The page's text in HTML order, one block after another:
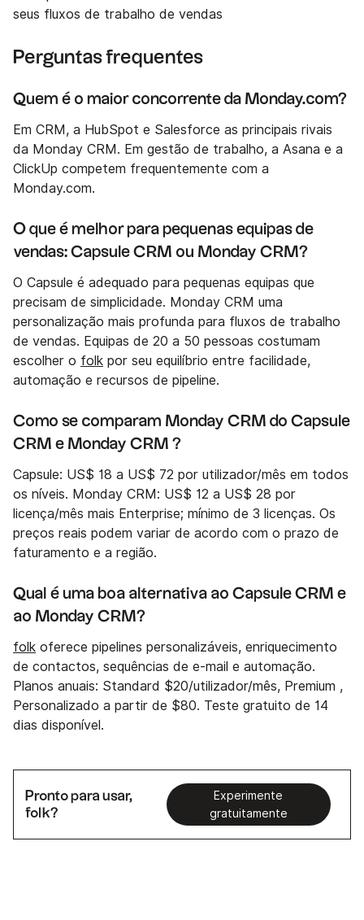
seus fluxos de trabalho de vendas
Perguntas frequentes
Quem é o maior concorrente da Monday.com?
Em CRM, a HubSpot e Salesforce as principais rivais
da Monday CRM. Em gestão de trabalho, a Asana e a
ClickUp competem frequentemente com a
Monday.com.
O que é melhor para pequenas equipas de
vendas: Capsule CRM ou Monday CRM?
O Capsule é adequado para pequenas equipas que
precisam de simplicidade. Monday CRM uma
personalização mais profunda para fluxos de trabalho
de vendas. Equipas de 20 a 50 pessoas costumam
escolher o folk por seu equilíbrio entre facilidade,
automação e recursos de pipeline.
Como se comparam Monday CRM do Capsule
CRM e Monday CRM ?
Capsule: US$ 18 a US$ 72 por utilizador/mês em todos
os níveis. Monday CRM: US$ 12 a US$ 28 por
licença/mês mais Enterprise; mínimo de 3 licenças. Os
preços reais podem variar de acordo com o prazo de
faturamento e a região.
Qual é uma boa alternativa ao Capsule CRM e
ao Monday CRM?
folk oferece pipelines personalizáveis, enriquecimento
de contactos, sequências de e-mail e automação.
Planos anuais: Standard $20/utilizador/mês, Premium ,
Personalizado a partir de $80. Teste gratuito de 14
dias disponível.
Pronto para usar,
folk?
Experimente
gratuitamente